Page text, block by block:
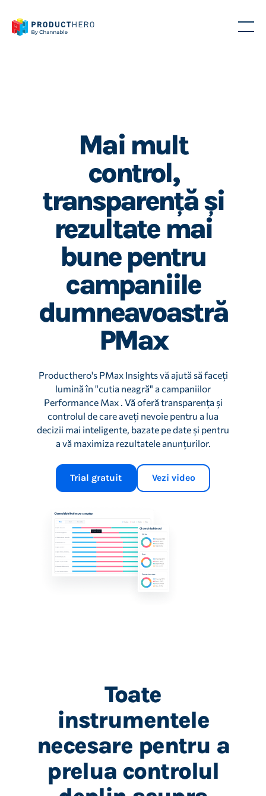
Mai mult
control,
transparență și
rezultate mai
bune pentru
campaniile
dumneavoastră
PMax
Producthero's PMax Insights vă ajută să faceți
lumină în "cutia neagră" a campaniilor
Performance Max . Vă oferă transparența și
controlul de care aveți nevoie pentru a lua
decizii mai inteligente, bazate pe date și pentru
a vă maximiza rezultatele anunțurilor.
Trial gratuit Vezi video
Toate
instrumentele
necesare pentru a
prelua controlul